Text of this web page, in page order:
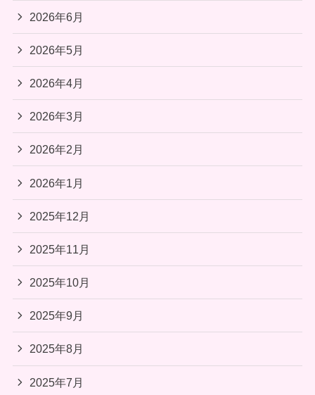
2026年6月
2026年5月
2026年4月
2026年3月
2026年2月
2026年1月
2025年12月
2025年11月
2025年10月
2025年9月
2025年8月
2025年7月